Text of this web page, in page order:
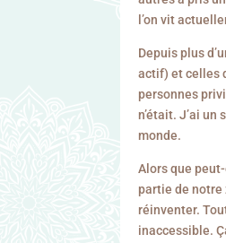
l’on vit
Depuis plus
actif) et celles
personnes
n’était. J’ai
monde.
Alors que
partie de notre
réinventer.
inaccessible.